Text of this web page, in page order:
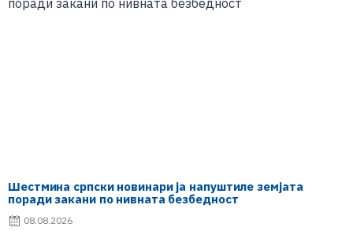
Шестмина српски новинари ја напуштиле земјата
поради закани по нивната безбедност
08.08.2026